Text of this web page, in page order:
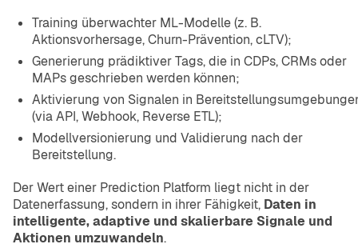
Training überwachter ML-Modelle (z. B.
Aktionsvorhersage, Churn-Prävention, cLTV);
Generierung prädiktiver Tags, die in CDPs, CRMs oder
MAPs geschrieben werden können;
Aktivierung von Signalen in
(via API, Webhook, Reverse ETL);
Modellversionierung und Validierung nach der
Bereitstellung.
Der Wert einer Prediction Platform liegt nicht in der
Datenerfassung, sondern in ihrer Fähigkeit, Daten in
intelligente, adaptive und skalierbare Signale und
Aktionen umzuwandeln.